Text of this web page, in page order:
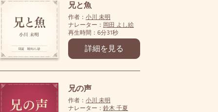
兄と魚
作者： 小川 未明
ナレーター： 岡田 よし絵
再生時間：6分31秒
詳細を見る
兄の声
作者： 小川 未明
ナレーター： 鈴木 千夏